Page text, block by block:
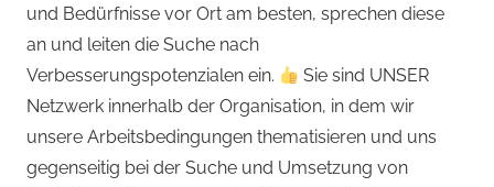
und Bedürfnisse vor Ort am besten, sprechen diese
an und leiten die Suche nach
Verbesserungspotenzialen ein.
Sie sind UNSER
Netzwerk innerhalb der Organisation, in dem wir
unsere Arbeitsbedingungen thematisieren und uns
gegenseitig bei der Suche und Umsetzung von